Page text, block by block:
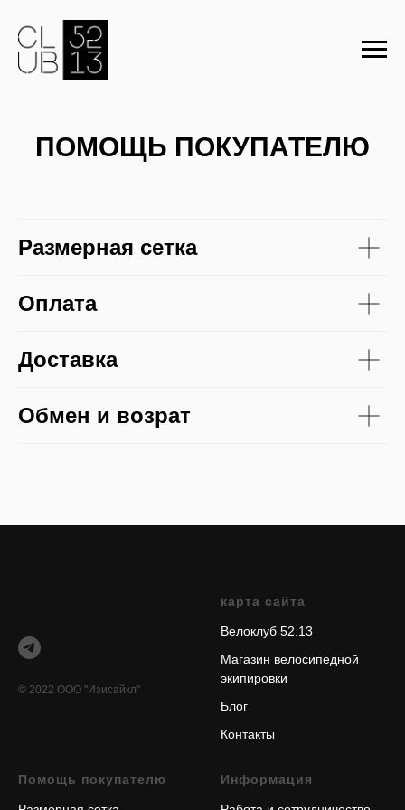
ПОМОЩЬ ПОКУПАТЕЛЮ
Размерная сетка
Оплата
Доставка
Обмен и возрат
© 2022 ООО "Изисайкл"
карта сайта
Велоклуб 52.13
Магазин велосипедной
экипировки
Блог
Контакты
Помощь покупателю Информация